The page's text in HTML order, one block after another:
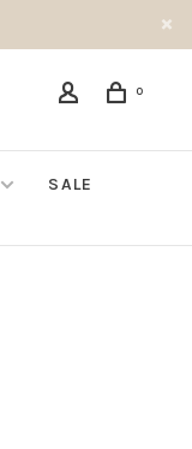
0
SALE